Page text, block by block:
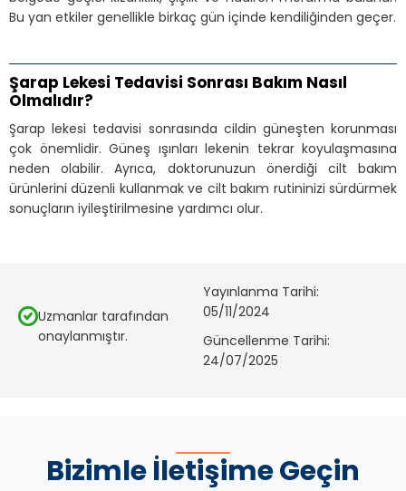
Bu yan etkiler genellikle birkaç gün içinde kendiliğinden geçer.
Şarap Lekesi Tedavisi Sonrası Bakım Nasıl
Olmalıdır?
Şarap lekesi tedavisi sonrasında cildin güneşten korunması
çok önemlidir. Güneş ışınları lekenin tekrar koyulaşmasına
neden olabilir. Ayrıca, doktorunuzun önerdiği cilt bakım
ürünlerini düzenli kullanmak ve cilt bakım rutininizi sürdürmek
sonuçların iyileştirilmesine yardımcı olur.
Uzmanlar tarafından
onaylanmıştır.
Yayınlanma Tarihi:
05/11/2024
Güncellenme Tarihi:
24/07/2025
Bizimle İletişime Geçin